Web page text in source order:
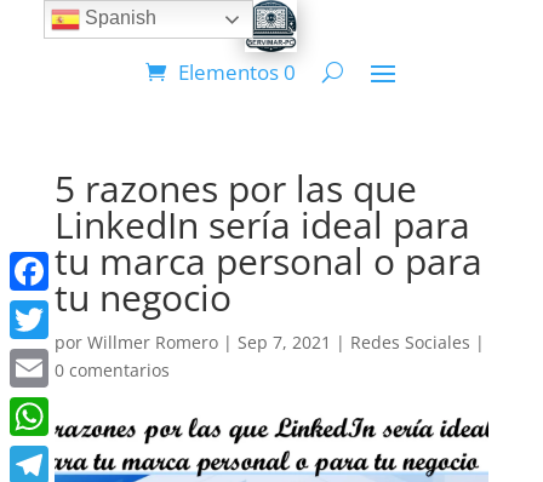
Elementos 0
5 razones por las que
LinkedIn sería ideal para
tu marca personal o para
tu negocio
por Willmer Romero| Sep 7, 2021 | Redes Sociales |
0 comentarios
Facebook
Twitter
Email
WhatsApp
Spanish